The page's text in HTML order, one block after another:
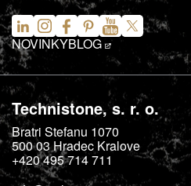
NOVINKYBLOG
Technistone, s. r. o.
Bratri Stefanu 1070
500 03Hradec Kralove
+420 495 714 711